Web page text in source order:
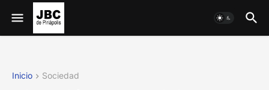
Inicio Sociedad